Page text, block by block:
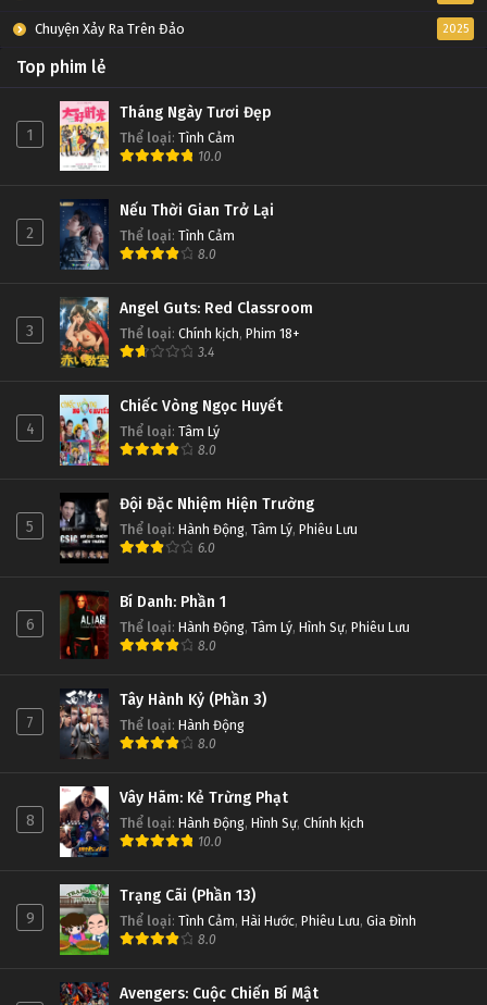
Chuyện Xảy Ra Trên Đảo 2025
Top phim lẻ
1
Tháng Ngày Tươi Đẹp
Thể loại: Tình Cảm
10.0
2
Nếu Thời Gian Trở Lại
Thể loại: Tình Cảm
8.0
3
Angel Guts: Red Classroom
Thể loại: Chính kịch, Phim 18+
3.4
4
Chiếc Vòng Ngọc Huyết
Thể loại: Tâm Lý
8.0
5
Đội Đặc Nhiệm Hiện Trường
Thể loại: Hành Động, Tâm Lý, Phiêu Lưu
6.0
6
Bí Danh: Phần 1
Thể loại: Hành Động, Tâm Lý, Hình Sự, Phiêu Lưu
8.0
7
Tây Hành Kỷ (Phần 3)
Thể loại: Hành Động
8.0
8
Vây Hãm: Kẻ Trừng Phạt
Thể loại: Hành Động, Hình Sự, Chính kịch
10.0
9
Trạng Cãi (Phần 13)
Thể loại: Tình Cảm, Hài Hước, Phiêu Lưu, Gia Đình
8.0
Avengers: Cuộc Chiến Bí Mật